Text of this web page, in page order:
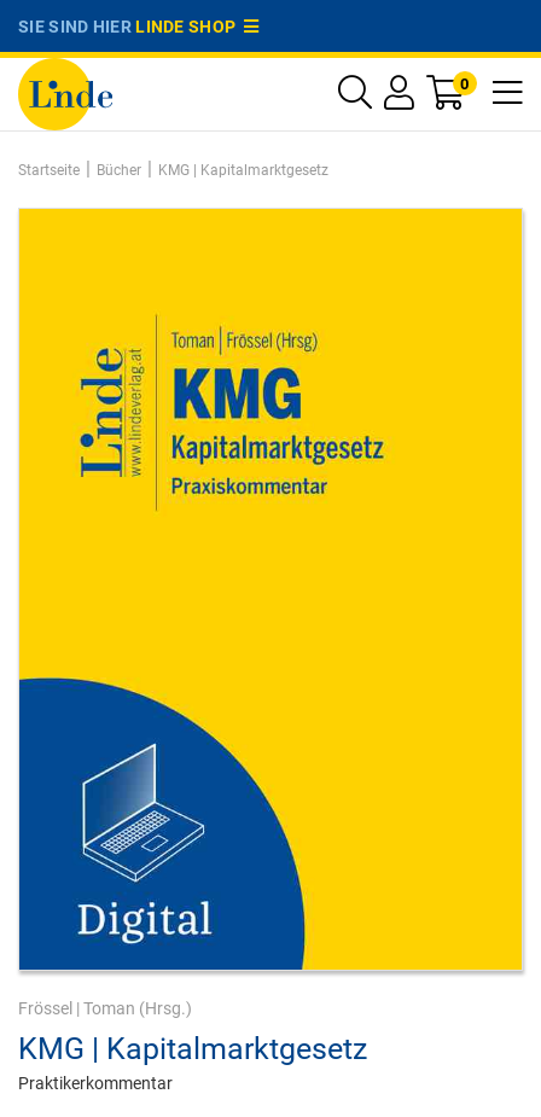
SIE SIND HIERLINDE SHOP
0
Startseite | Bücher | KMG | Kapitalmarktgesetz
Frössel | Toman (Hrsg.)
KMG | Kapitalmarktgesetz
Praktikerkommentar